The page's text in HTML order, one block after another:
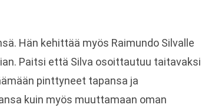
Hän kehittää myös Raimundo Silvalle
Paitsi että Silva osoittautuu taitavaksi
pinttyneet tapansa ja
kuin myös muuttamaan oman